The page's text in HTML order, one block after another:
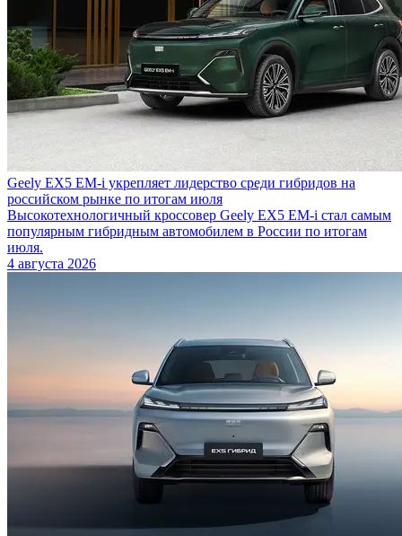
Geely EX5 EM-i укрепляет лидерство среди гибридов на
российском рынке по итогам июля
Высокотехнологичный кроссовер Geely EX5 EM-i стал самым
популярным гибридным автомобилем в России по итогам
июля.
4 августа 2026